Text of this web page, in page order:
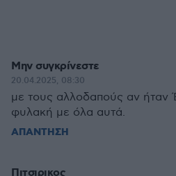
Μην συγκρίνεστε
20.04.2025, 08:30
με τους αλλοδαπούς αν ήταν
φυλακή με όλα αυτά.
ΑΠΑΝΤΗΣΗ
Πιτσιρικος